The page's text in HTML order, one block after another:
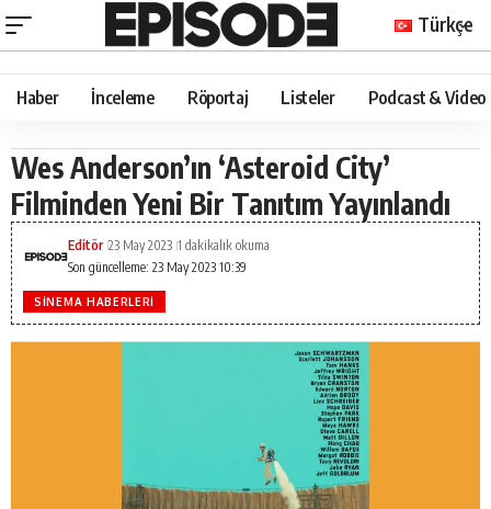
Türkçe
Haber İnceleme Röportaj Listeler Podcast & Video
Wes Anderson’ın ‘Asteroid City’
Filminden Yeni Bir Tanıtım Yayınlandı
Son güncelleme: 23 May 2023 10:39
Editör 23 May 2023 1 dakikalık okuma
SINEMA HABERLERI